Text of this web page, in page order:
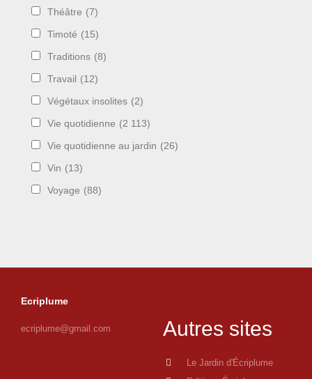
Théâtre (7)
Timoté (15)
Traditions (8)
Travail (12)
Végétaux insolites (2)
Vie quotidienne (2 113)
Vie quotidienne au jardin (26)
Vin (13)
Voyage (88)
Ecriplume
ecriplume@gmail.com Autres sites
Le Jardin d'Écriplume